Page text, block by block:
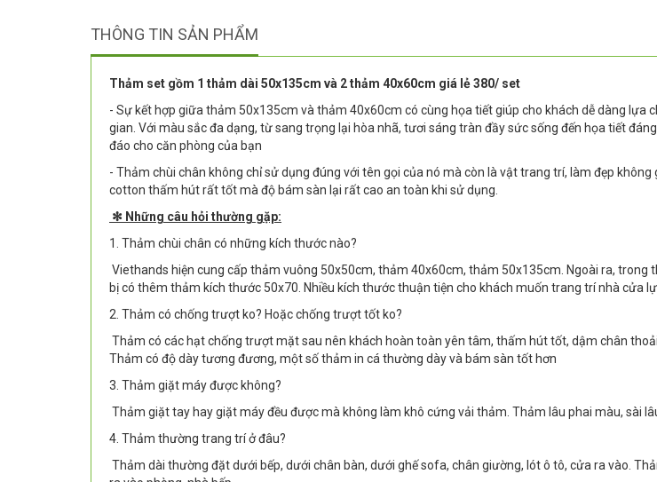
THÔNG TIN SẢN PHẨM
Thảm set gồm 1 thảm dài 50x135cm và 2 thảm 40x60cm giá lẻ 380/ set
- Sự kết hợp giữa thảm 50x135cm và thảm 40x60cm có cùng họa tiết giúp cho khách dễ dàng lựa
gian. Với màu sắc đa dạng, từ sang trọng lại hòa nhã, tươi sáng tràn đầy sức sống đến họa tiết
đáo cho căn phòng của bạn
- Thảm chùi chân không chỉ sử dụng đúng với tên gọi của nó mà còn là vật trang trí, làm đẹp không
cotton thấm hút rất tốt mà độ bám sàn lại rất cao an toàn khi sử dụng.
✻ Những câu hỏi thường gặp:
1. Thảm chùi chân có những kích thước nào?
Viethands hiện cung cấp thảm vuông 50x50cm, thảm 40x60cm, thảm 50x135cm. Ngoài ra, trong
bị có thêm thảm kích thước 50x70. Nhiều kích thước thuận tiện cho khách muốn trang trí nhà cửa
2. Thảm có chống trượt ko? Hoặc chống trượt tốt ko?
Thảm có các hạt chống trượt mặt sau nên khách hoàn toàn yên tâm, thấm hút tốt, dậm chân
Thảm có độ dày tương đương, một số thảm in cá thường dày và bám sàn tốt hơn
3. Thảm giặt máy được không?
Thảm giặt tay hay giặt máy đều được mà không làm khô cứng vải thảm. Thảm lâu phai màu, sài
4. Thảm thường trang trí ở đâu?
Thảm dài thường đặt dưới bếp, dưới chân bàn, dưới ghế sofa, chân giường, lót ô tô, cửa ra vào.